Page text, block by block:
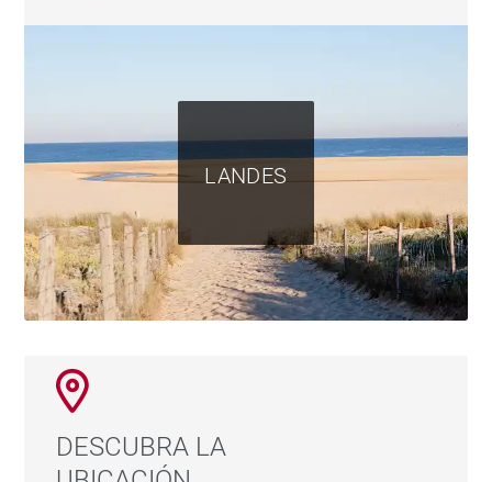
LANDES
DESCUBRA LA